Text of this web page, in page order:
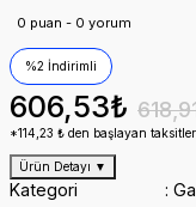
0 puan - 0 yorum
%2 İndirimli
606,53₺
*114,23 ₺ den başlayan
Ürün Detayı ▼
Kategori